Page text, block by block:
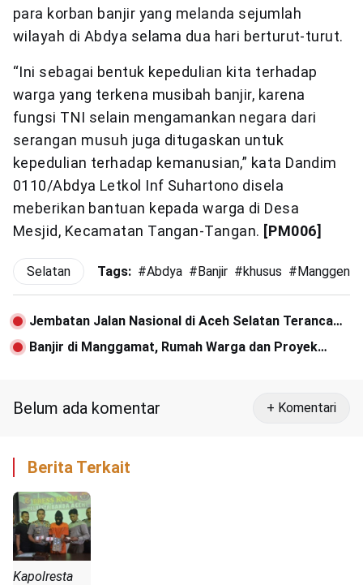
para korban banjir yang melanda sejumlah
wilayah di Abdya selama dua hari berturut-turut.
“Ini sebagai bentuk kepedulian kita terhadap
warga yang terkena musibah banjir, karena
fungsi TNI selain mengamankan negara dari
serangan musuh juga ditugaskan untuk
kepedulian terhadap kemanusian,” kata Dandim
0110/Abdya Letkol Inf Suhartono disela
meberikan bantuan kepada warga di Desa
Mesjid, Kecamatan Tangan-Tangan. [PM006]
Selatan Tags: #Abdya #Banjir #khusus #Manggeng
Jembatan Jalan Nasional di Aceh Selatan Terancam
Ambruk
Banjir di Manggamat, Rumah Warga dan Proyek
Belum ada komentar + Komentari
Berita Terkait
Kapolresta